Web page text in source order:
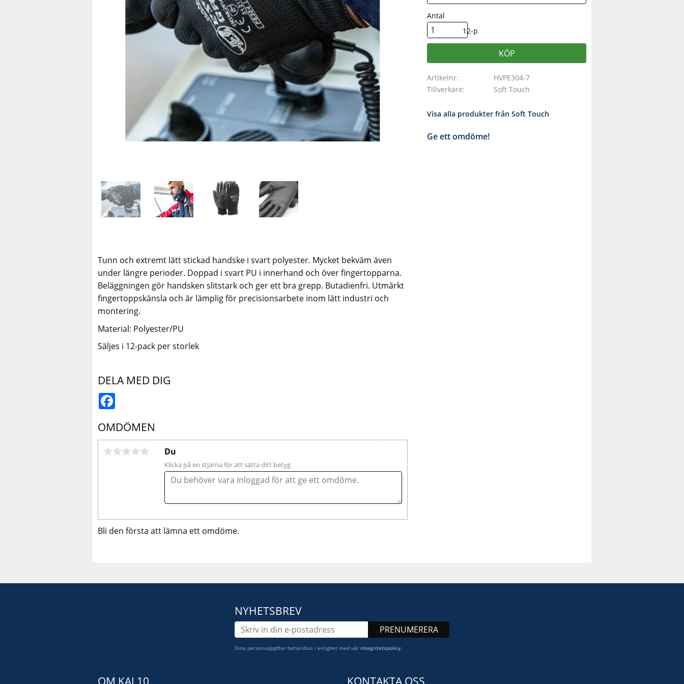
Antal
12-p
KÖP
Artikelnr
HVPE304-7
Tillverkare
Soft Touch
Visa alla produkter från Soft Touch
Ge ett omdöme!
Tunn och extremt lätt stickad handske i svart polyester. Mycket bekväm även
under längre perioder. Doppad i svart PU i innerhand och över fingertopparna.
Beläggningen gör handsken slitstark och ger ett bra grepp. Butadienfri. Utmärkt
fingertoppskänsla och är lämplig för precisionsarbete inom lätt industri och
montering.
Material: Polyester/PU
Säljes i 12-pack per storlek
DELA MED DIG
OMDÖMEN
Du
Klicka på en stjärna för att sätta ditt betyg
Bli den första att lämna ett omdöme.
NYHETSBREV
PRENUMERERA
Dina personuppgifter behandlas i enlighet med vår integritetspolicy.
OM KAJ 10 KONTAKTA OSS